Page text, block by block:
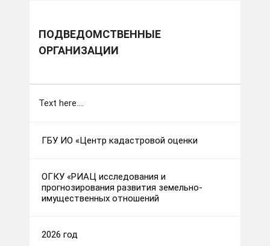
ПОДВЕДОМСТВЕННЫЕ
ОРГАНИЗАЦИИ
Text here....
ГБУ ИО «Центр кадастровой оценки
ОГКУ «РИАЦ исследования и
прогнозирования развития земельно-
имущественных отношений
2026 год